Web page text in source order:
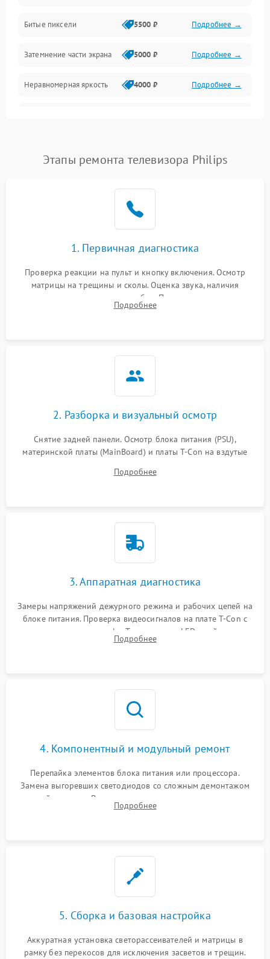
Механические повреждения
Программное обеспечение
Сеть и подключения
Битые пиксели 5500 ₽ Подробнее →
Затемнение части экрана 5000 ₽ Подробнее →
Неравномерная яркость 4000 ₽ Подробнее →
Этапы ремонта телевизора Philips
1. Первичная диагностика
Проверка реакции на пульт и кнопку включения. Осмотр
матрицы на трещины и сколы. Оценка звука, наличия
подсветки и индикаторов ошибок. Подключение тестовых
источников сигнала для выявления симптомов поломки.
Подробнее
2. Разборка и визуальный осмотр
Снятие задней панели. Осмотр блока питания (PSU),
материнской платы (MainBoard) и платы T-Con на вздутые
Проверка надежности фиксации и целостности шлейфов.
Подробнее
3. Аппаратная диагностика
Замеры напряжений дежурного режима и рабочих цепей на
блоке питания. Проверка видеосигналов на плате T-Con с
помощью осциллографа. Тестирование LED-драйвера и
светодиодных планок подсветки мультиметром.
Подробнее
4. Компонентный и модульный ремонт
Перепайка элементов блока питания или процессора.
Замена выгоревших светодиодов со сложным демонтажом
хрупкой матрицы. Восстановление поврежденных дорожек,
прошивка микросхем памяти EEPROM
Подробнее
5. Сборка и базовая настройка
Аккуратная установка светорассеивателей и матрицы в
рамку без перекосов для исключения засветов и трещин.